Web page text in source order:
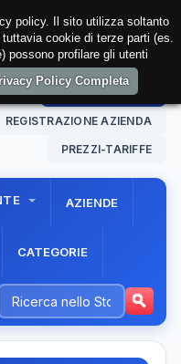
AREA RISERVATA
REGISTRAZIONE AZIENDA
PREZZI-TARIFFE
AZIENDE
CATEGORIE
policy. Il sito utilizza soltanto
cookie di terze parti (es.
possono profilare gli utenti
Policy Completa